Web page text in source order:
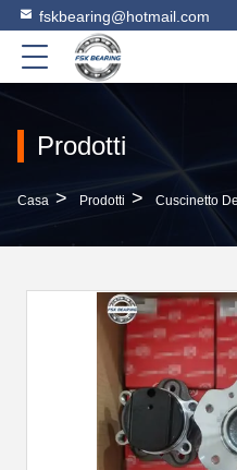
fskbearing@hotmail.com
Prodotti
Casa > Prodotti > Cuscinetto